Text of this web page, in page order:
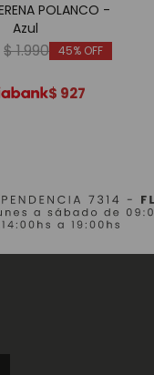
POLANCO -
Azul
$1.990 45
$ 927